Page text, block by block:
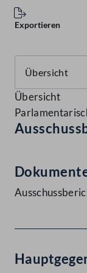
Exportieren
Übersicht